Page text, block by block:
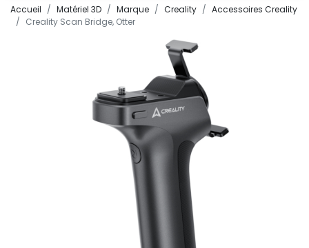
Accueil Matériel 3D Marque Creality
Accessoires Creality
Creality Scan Bridge, Otter